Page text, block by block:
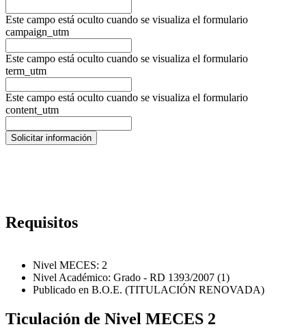
Este campo está oculto cuando se visualiza el formulario
campaign_utm
Este campo está oculto cuando se visualiza el formulario
term_utm
Este campo está oculto cuando se visualiza el formulario
content_utm
Requisitos
Nivel MECES: 2
Nivel Académico: Grado - RD 1393/2007 (1)
Publicado en B.O.E. (TITULACIÓN RENOVADA)
Ticulación de Nivel MECES 2